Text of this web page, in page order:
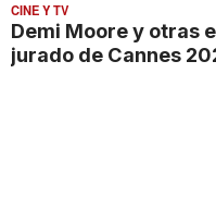
CINE Y TV
Demi Moore y otras
jurado de Cannes